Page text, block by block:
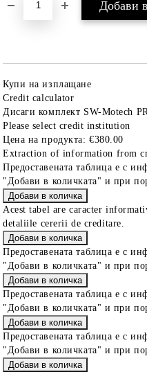
Купи на изплащане
Credit calculator
Дисаги комплект SW-Motech
Please select credit institution
Цена на продукта: €380.00
Extraction of information from
Предоставената таблица е с
"Добави в количката" и при
Acest tabel are caracter
detaliile cererii de creditare.
Предоставената таблица е с
"Добави в количката" и при
Предоставената таблица е с
"Добави в количката" и при
Предоставената таблица е с
"Добави в количката" и при